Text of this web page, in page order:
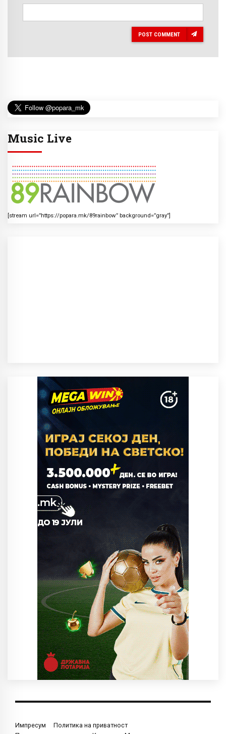
POST COMMENT
Music Live
[stream url=”https://popara.mk/89rainbow” background=”gray”]
Импресум
Политика на приватност